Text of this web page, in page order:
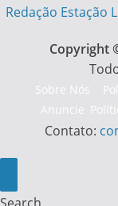
Redação Estação
Copyright
Sobre Nós
Anuncie
Contato: